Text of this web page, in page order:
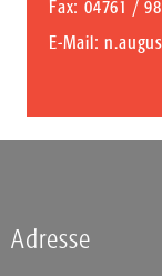
Fax: 04761 /
E-Mail:
Adresse